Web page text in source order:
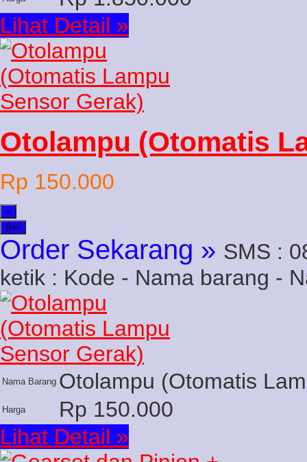
Lihat Detail »
Otolampu (Otomatis
Rp 150.000
+
Beli
Order Sekarang » SMS :
ketik : Kode - Nama barang -
Nama Barang Otolampu (Otomatis
Harga
Rp 150.000
Lihat Detail »